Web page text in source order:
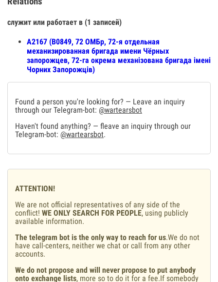
служит или работает в (1 записей)
А2167 (В0849, 72 ОМБр, 72-я отдельная
механизированная бригада имени Чёрных
запорожцев, 72-га окрема механізована бригада імені
Чорних Запорожців)
Found a person you're looking for? — Leave an inquiry
through our Telegram-bot: @wartearsbot
Haven't found anything? — fleave an inquiry through our
Telegram-bot: @wartearsbot.
ATTENTION!
We are not official representatives of any side of the
conflict! WE ONLY SEARCH FOR PEOPLE, using publicly
available information.
The telegram bot is the only way to reach for us.We do not
have call-centers, neither we chat or call from any other
accounts.
We do not propose and will never propose to put anybody
onto exchange lists, more so to do it for a fee.If somebody